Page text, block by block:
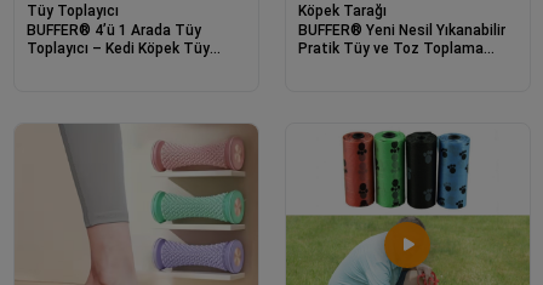
Tüy Toplayıcı
BUFFER® 4’ü 1 Arada Tüy
Toplayıcı – Kedi Köpek Tüy
Köpek Tarağı
BUFFER® Yeni Nesil Yıkanabilir
Pratik Tüy ve Toz Toplama